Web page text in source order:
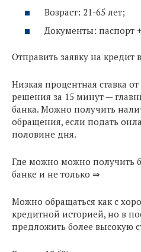
Возраст: 21-65 лет;
Документы: паспорт
Отправить заявку на кредит
Низкая процентная ставка
решения за 15 минут —
банка. Можно получить
обращения, если подать
половине дня.
Где можно можно получить
банке и не только ⇒
Можно обращаться как с
кредитной историей, но в
предложить более высокую